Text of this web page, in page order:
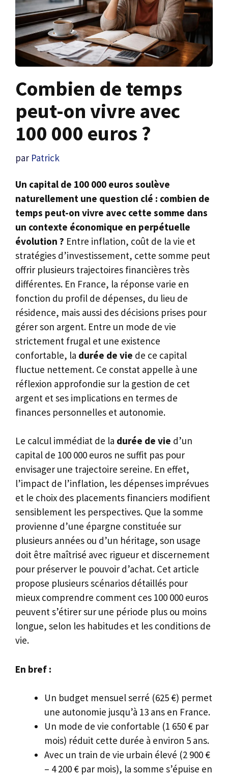
Combien de temps
peut-on vivre avec
100 000 euros ?
par Patrick
Un capital de 100 000 euros soulève
naturellement une question clé : combien de
temps peut-on vivre avec cette somme dans
un contexte économique en perpétuelle
évolution ? Entre inflation, coût de la vie et
stratégies d’investissement, cette somme peut
offrir plusieurs trajectoires financières très
différentes. En France, la réponse varie en
fonction du profil de dépenses, du lieu de
résidence, mais aussi des décisions prises pour
gérer son argent. Entre un mode de vie
strictement frugal et une existence
confortable, la durée de vie de ce capital
fluctue nettement. Ce constat appelle à une
réflexion approfondie sur la gestion de cet
argent et ses implications en termes de
finances personnelles et autonomie.
Le calcul immédiat de la durée de vie d’un
capital de 100 000 euros ne suffit pas pour
envisager une trajectoire sereine. En effet,
l’impact de l’inflation, les dépenses imprévues
et le choix des placements financiers modifient
sensiblement les perspectives. Que la somme
provienne d’une épargne constituée sur
plusieurs années ou d’un héritage, son usage
doit être maîtrisé avec rigueur et discernement
pour préserver le pouvoir d’achat. Cet article
propose plusieurs scénarios détaillés pour
mieux comprendre comment ces 100 000 euros
peuvent s’étirer sur une période plus ou moins
longue, selon les habitudes et les conditions de
vie.
En bref :
Un budget mensuel serré (625 €) permet
une autonomie jusqu’à 13 ans en France.
Un mode de vie confortable (1 650 € par
mois) réduit cette durée à environ 5 ans.
Avec un train de vie urbain élevé (2 900 €
– 4 200 € par mois), la somme s’épuise en